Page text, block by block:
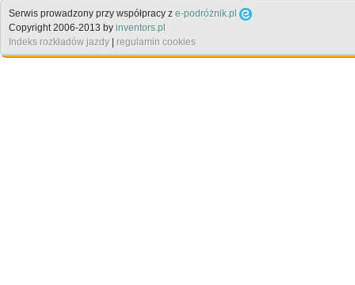
Serwis prowadzony przy współpracy z e-podróżnik.pl
Copyright 2006-2013 by inventors.pl
Indeks rozkładów jazdy | regulamin cookies